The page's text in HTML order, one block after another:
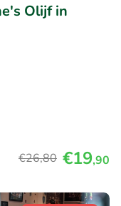
Olijf in
€26,80 €19,90